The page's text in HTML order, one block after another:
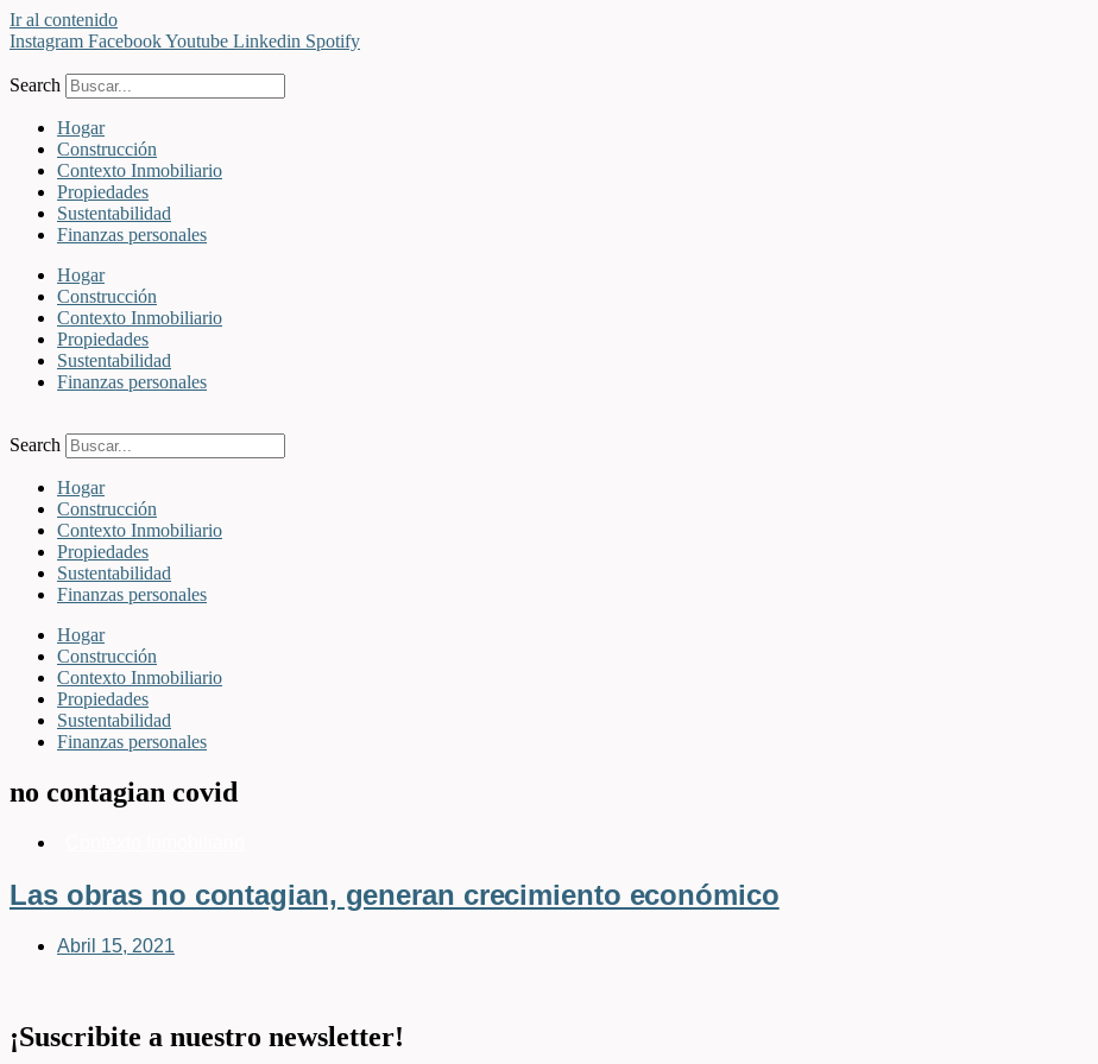
Ir al contenido
Instagram FacebookYoutube Linkedin Spotify
Search
Hogar
Construcción
Contexto Inmobiliario
Propiedades
Sustentabilidad
Finanzas personales
Hogar
Construcción
Contexto Inmobiliario
Propiedades
Sustentabilidad
Finanzas personales
Search
Hogar
Construcción
Contexto Inmobiliario
Propiedades
Sustentabilidad
Finanzas personales
Hogar
Construcción
Contexto Inmobiliario
Propiedades
Sustentabilidad
Finanzas personales
no contagian covid
Las obras no contagian, generan crecimiento económico
Abril 15, 2021
¡Suscribite a nuestro newsletter!